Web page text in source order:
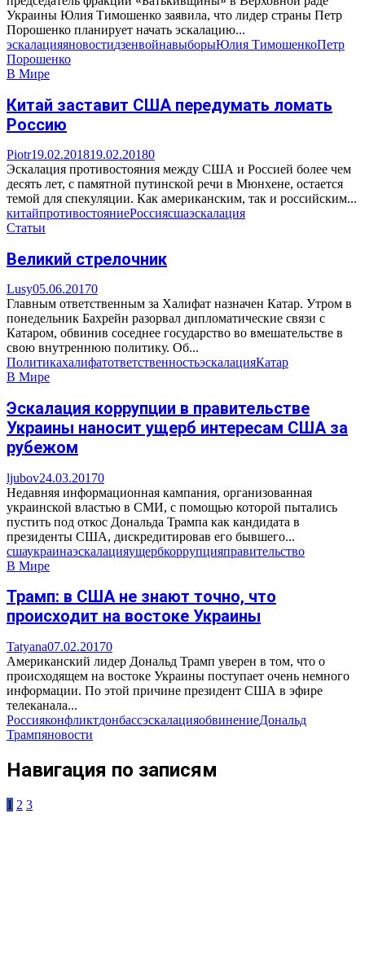
Украины Юлия Тимошенко заявила, что лидер страны Петр
Порошенко планирует начать эскалацию...
эскалацияяновостидзенвойнавыборыЮлия ТимошенкоПетр
Порошенко
В Мире
Китай заставит США передумать ломать
Россию
Piotr19.02.201819.02.20180
Эскалация противостояния между США и Россией более чем
десять лет, с памятной путинской речи в Мюнхене, остается
темой для спекуляции. Как американским, так и российским...
китайпротивостояниеРоссиясшаэскалация
Статьи
Великий стрелочник
Lusy05.06.20170
Главным ответственным за Халифат назначен Катар. Утром в
понедельник Бахрейн разорвал дипломатические связи с
Катаром, обвинив соседнее государство во вмешательстве в
свою внутреннюю политику. Об...
ПолитикахалифатответственностьэскалацияКатар
В Мире
Эскалация коррупции в правительстве
Украины наносит ущерб интересам США за
рубежом
ljubov24.03.20170
Недавняя информационная кампания, организованная
украинской властью в СМИ, с помощью которой пытались
пустить под откос Дональда Трампа как кандидата в
президенты США, дискредитировав его бывшего...
сшаукраинаэскалацияущербкоррупцияправительство
В Мире
Трамп: в США не знают точно, что
происходит на востоке Украины
Tatyana07.02.20170
Американский лидер Дональд Трамп уверен в том, что о
происходящем на востоке Украины поступает очень немного
информации. По этой причине президент США в эфире
телеканала...
РоссияконфликтдонбассэскалацияобвинениеДональд
Трампяновости
Навигация по записям
1 2 3